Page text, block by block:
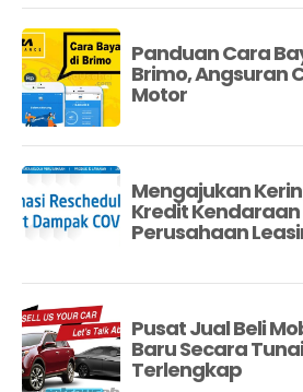
Panduan Cara
Brimo, Angsuran
Motor
Mengajukan
Kredit
Perusahaan
Pusat Jual Beli
Baru Secara
Terlengkap